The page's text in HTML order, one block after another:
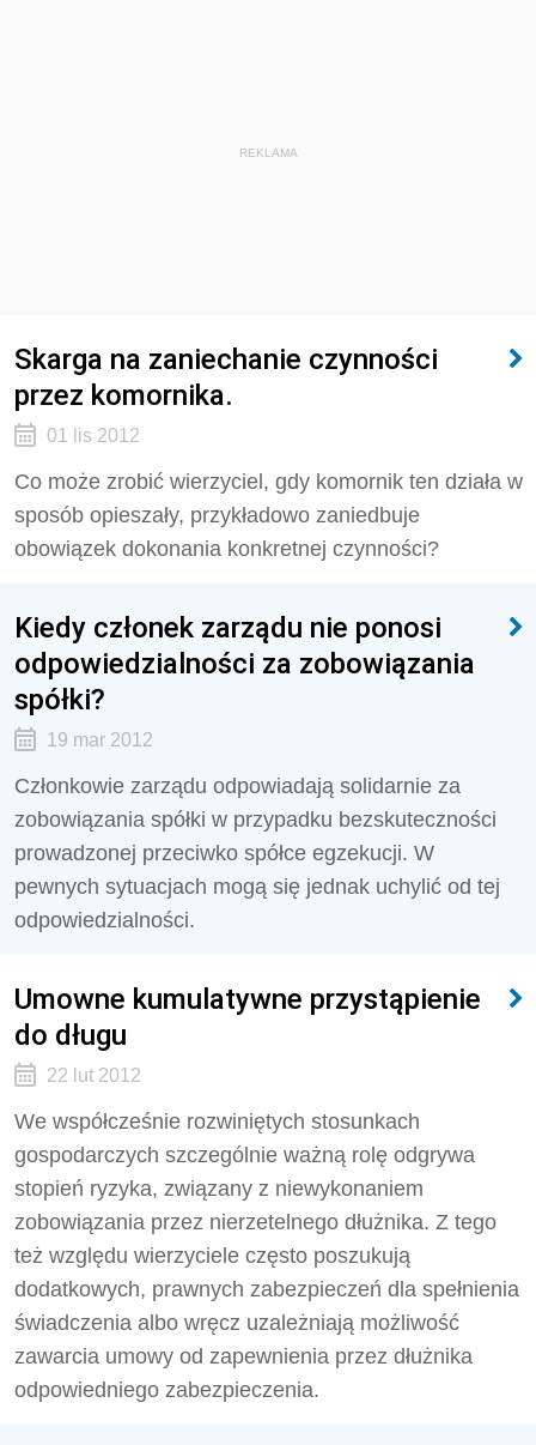
REKLAMA
Skarga na zaniechanie czynności
przez komornika.
01 lis 2012
Co może zrobić wierzyciel, gdy komornik ten działa w
sposób opieszały, przykładowo zaniedbuje
obowiązek dokonania konkretnej czynności?
Kiedy członek zarządu nie ponosi
odpowiedzialności za zobowiązania
spółki?
19 mar 2012
Członkowie zarządu odpowiadają solidarnie za
zobowiązania spółki w przypadku bezskuteczności
prowadzonej przeciwko spółce egzekucji. W
pewnych sytuacjach mogą się jednak uchylić od tej
odpowiedzialności.
Umowne kumulatywne przystąpienie
do długu
22 lut 2012
We współcześnie rozwiniętych stosunkach
gospodarczych szczególnie ważną rolę odgrywa
stopień ryzyka, związany z niewykonaniem
zobowiązania przez nierzetelnego dłużnika. Z tego
też względu wierzyciele często poszukują
dodatkowych, prawnych zabezpieczeń dla spełnienia
świadczenia albo wręcz uzależniają możliwość
zawarcia umowy od zapewnienia przez dłużnika
odpowiedniego zabezpieczenia.